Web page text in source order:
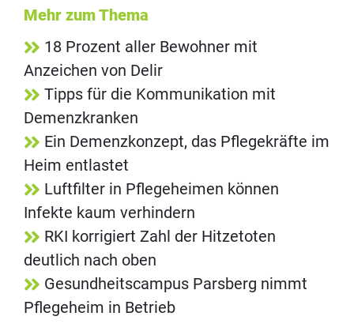
Mehr zum Thema
18 Prozent aller Bewohner mit
Anzeichen von Delir
Tipps für die Kommunikation mit
Demenzkranken
Ein Demenzkonzept, das Pflegekräfte im
Heim entlastet
Luftfilter in Pflegeheimen können
Infekte kaum verhindern
RKI korrigiert Zahl der Hitzetoten
deutlich nach oben
Gesundheitscampus Parsberg nimmt
Pflegeheim in Betrieb